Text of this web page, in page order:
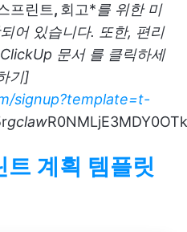
프린트, 회고*를 위한 미
어 있습니다. 또한, 편리
ClickUp 문서를 클릭하세
기]
signup?template=t-
gclaw
계획 템플릿